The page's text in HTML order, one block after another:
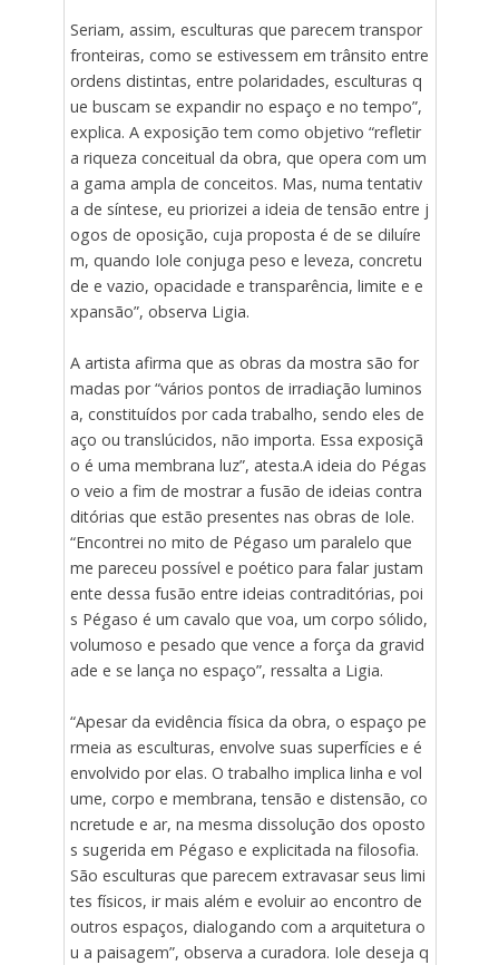
Seriam, assim, esculturas que parecem transpor
fronteiras, como se estivessem em trânsito entre
ordens distintas, entre polaridades, esculturas q
ue buscam se expandir no espaço e no tempo”,
explica. A exposição tem como objetivo “refletir
a riqueza conceitual da obra, que opera com um
a gama ampla de conceitos. Mas, numa tentativ
a de síntese, eu priorizei a ideia de tensão entre j
ogos de oposição, cuja proposta é de se diluíre
m, quando Iole conjuga peso e leveza, concretu
de e vazio, opacidade e transparência, limite e e
xpansão”, observa Ligia.
A artista afirma que as obras da mostra são for
madas por “vários pontos de irradiação luminos
a, constituídos por cada trabalho, sendo eles de
aço ou translúcidos, não importa. Essa exposiçã
o é uma membrana luz”, atesta.A ideia do Pégas
o veio a fim de mostrar a fusão de ideias contra
ditórias que estão presentes nas obras de Iole.
“Encontrei no mito de Pégaso um paralelo que
me pareceu possível e poético para falar justam
ente dessa fusão entre ideias contraditórias, poi
s Pégaso é um cavalo que voa, um corpo sólido,
volumoso e pesado que vence a força da gravid
ade e se lança no espaço”, ressalta a Ligia.
“Apesar da evidência física da obra, o espaço pe
rmeia as esculturas, envolve suas superfícies e é
envolvido por elas. O trabalho implica linha e vol
ume, corpo e membrana, tensão e distensão, co
ncretude e ar, na mesma dissolução dos oposto
s sugerida em Pégaso e explicitada na filosofia.
São esculturas que parecem extravasar seus limi
tes físicos, ir mais além e evoluir ao encontro de
outros espaços, dialogando com a arquitetura o
u a paisagem”, observa a curadora. Iole deseja q